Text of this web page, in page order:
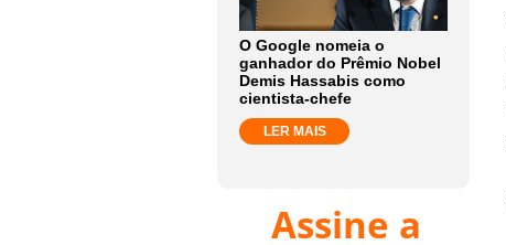
O Google nomeia o
ganhador do Prêmio Nobel
Demis Hassabis como
cientista-chefe
LER MAIS
Assine a